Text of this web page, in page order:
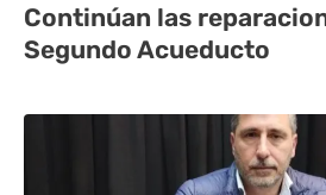
Continúan las
Segundo Acueducto